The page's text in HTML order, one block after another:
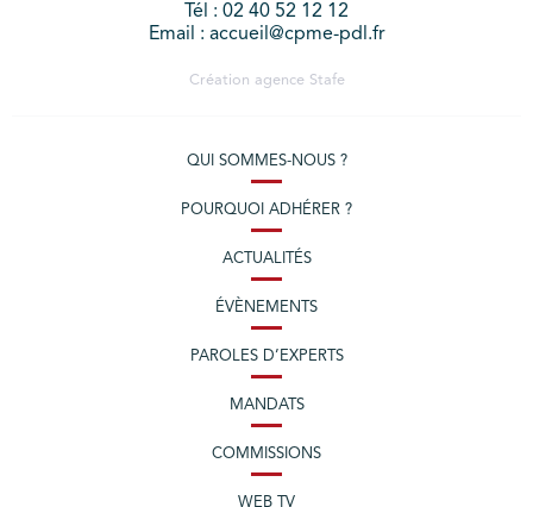
Tél : 02 40 52 12 12
Email : accueil@cpme-pdl.fr
Création agence Stafe
QUI SOMMES-NOUS ?
POURQUOI ADHÉRER ?
ACTUALITÉS
ÉVÈNEMENTS
PAROLES D’EXPERTS
MANDATS
COMMISSIONS
WEB TV